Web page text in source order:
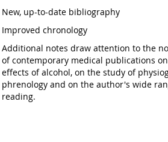
New, up-to-date bibliography
Improved chronology
Additional notes draw attention to the
of contemporary medical publications
effects of alcohol, on the study of
phrenology and on the author's wide
reading.